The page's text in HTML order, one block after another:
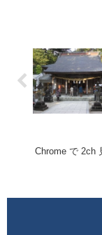
Chrome で 2ch